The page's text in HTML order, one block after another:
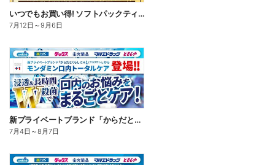
いつでもお買い得! ソフトパックティッシュ
7月12日 ～9月6日
新プライベートブランド「からだとくらしに+1(プラスワン)」よりモンダミン口内トータルケア登場!
7月4日 ～8月7日